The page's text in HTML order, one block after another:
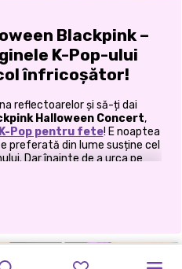
Blackpink –
K-Pop-ului
înfricoșător!
reflectoarelor și să-ți dai
Halloween Concert,
Pop pentru fete! E noaptea
preferată din lume susține cel
Dar înainte de a urca pe
tulburătoare. 🎃✨
Blackpink în ținute
ELLIE